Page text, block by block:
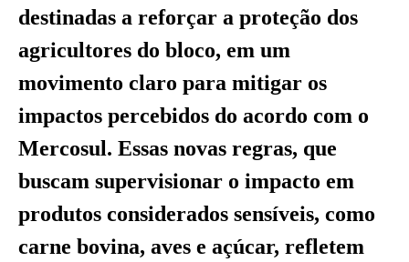
destinadas a reforçar a proteção dos
agricultores do bloco, em um
movimento claro para mitigar os
impactos percebidos do acordo com o
Mercosul. Essas novas regras, que
buscam supervisionar o impacto em
produtos considerados sensíveis, como
carne bovina, aves e açúcar, refletem